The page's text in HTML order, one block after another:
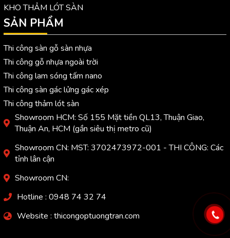
KHO THẢM LÓT SÀN
SẢN PHẨM
Thi công sàn gỗ sàn nhựa
Thi công gỗ nhựa ngoài trời
Thi công lam sóng tấm nano
Thi công sàn gác lửng gác xép
Thi công thảm lót sàn
Showroom HCM: Số 155 Mặt tiền QL13, Thuận Giao,
Thuận An, HCM (gần siêu thị metro cũ)
Showroom CN: MST: 3702473972-001 - THI CÔNG: Các
tỉnh lân cận
Showroom CN:
Hotline : 0948 74 32 74
Website : thicongoptuongtran.com